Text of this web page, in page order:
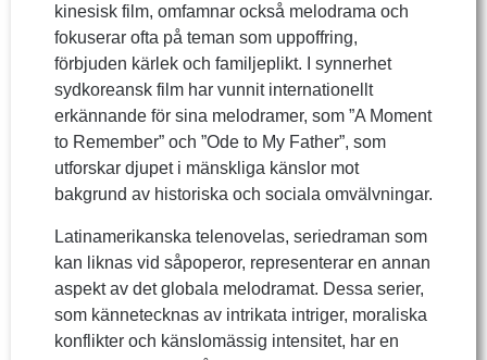
kinesisk film, omfamnar också melodrama och
fokuserar ofta på teman som uppoffring,
förbjuden kärlek och familjeplikt. I synnerhet
sydkoreansk film har vunnit internationellt
erkännande för sina melodramer, som ”A Moment
to Remember” och ”Ode to My Father”, som
utforskar djupet i mänskliga känslor mot
bakgrund av historiska och sociala omvälvningar.
Latinamerikanska telenovelas, seriedraman som
kan liknas vid såpoperor, representerar en annan
aspekt av det globala melodramat. Dessa serier,
som kännetecknas av intrikata intriger, moraliska
konflikter och känslomässig intensitet, har en